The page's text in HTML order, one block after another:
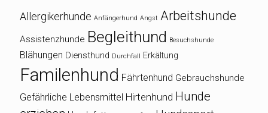
Allergikerhunde Anfängerhund Angst Arbeitshunde
Assistenzhunde Begleithund Besuchshunde
Blähungen Diensthund Durchfall Erkältung
Familenhund Fährtenhund Gebrauchshunde
Gefährliche Lebensmittel Hirtenhund Hunde